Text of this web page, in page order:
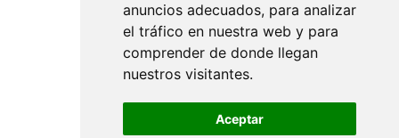
anuncios adecuados, para analizar
el tráfico en nuestra web y para
comprender de donde llegan
nuestros visitantes.
Aceptar